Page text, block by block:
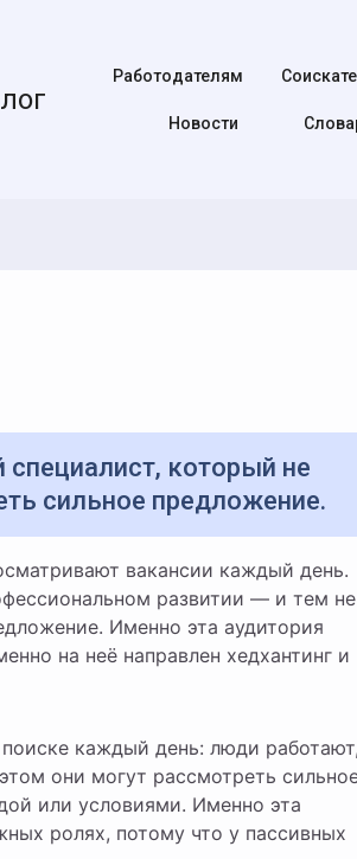
Работодателям
Новости
сильное предложение.
развитии — и тем не
Именно эта аудитория
на неё направлен хедхантинг и
каждый день: люди
они могут рассмотреть
или условиями. Именно эта
ролях, потому что у пассивных